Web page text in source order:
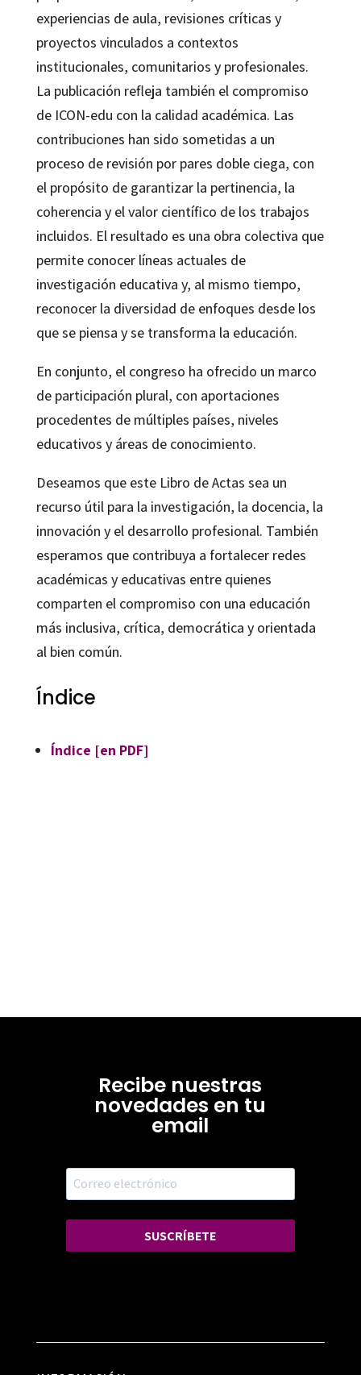
experiencias de aula, revisiones críticas y
proyectos vinculados a contextos
institucionales, comunitarios y profesionales.
La publicación refleja también el compromiso
de ICON-edu con la calidad académica. Las
contribuciones han sido sometidas a un
proceso de revisión por pares doble ciega, con
el propósito de garantizar la pertinencia, la
coherencia y el valor científico de los trabajos
incluidos. El resultado es una obra colectiva que
permite conocer líneas actuales de
investigación educativa y, al mismo tiempo,
reconocer la diversidad de enfoques desde los
que se piensa y se transforma la educación.
En conjunto, el congreso ha ofrecido un marco
de participación plural, con aportaciones
procedentes de múltiples países, niveles
educativos y áreas de conocimiento.
Deseamos que este Libro de Actas sea un
recurso útil para la investigación, la docencia, la
innovación y el desarrollo profesional. También
esperamos que contribuya a fortalecer redes
académicas y educativas entre quienes
comparten el compromiso con una educación
más inclusiva, crítica, democrática y orientada
al bien común.
Índice
Índice [en PDF]
Recibe nuestras
novedades en tu
email
SUSCRÍBETE